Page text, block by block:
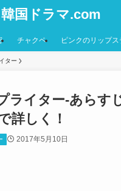
韓国ドラマ.com
チャクペ ピンクのリップ
ター
ライター-あらす
詳しく！
2017年5月10日